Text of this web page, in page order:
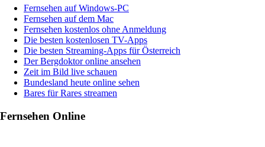
Fernsehen auf Windows-PC
Fernsehen auf dem Mac
Fernsehen kostenlos ohne Anmeldung
Die besten kostenlosen TV-Apps
Die besten Streaming-Apps für Österreich
Der Bergdoktor online ansehen
Zeit im Bild live schauen
Bundesland heute online sehen
Bares für Rares streamen
Fernsehen Online